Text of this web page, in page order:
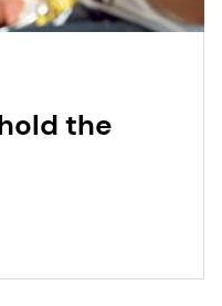
the